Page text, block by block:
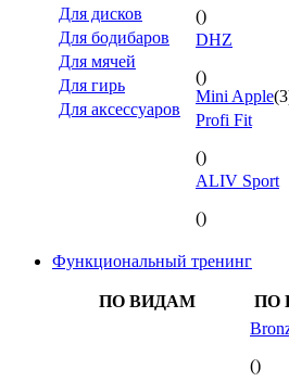
Для дисков
Для бодибаров
Для мячей
Для гирь
Для аксессуаров
()
DHZ
()
Mini Apple
Profi Fit
()
ALIV Sport
()
Функциональный тренинг
ПО ВИДАМ
ПО
()